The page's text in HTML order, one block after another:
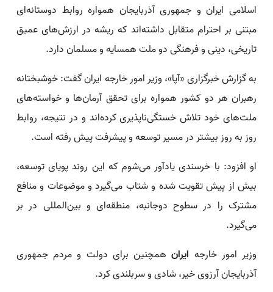
اسلامی ایران و جمهوری آذربایجان همواره روابط دوستانه‌ای
مبتنی بر احترام متقابل داشته‌اند که ریشه در ارزش‌های عمیق
تاریخی، دینی و فرهنگی دو ملت همسایه و مسلمان دارد.
به گزارش خبرگزاری «آپا»، وزیر امور خارجه ایران گفت: خوشبختانه
رهبران هر دو کشور همواره برای تحقق آرمان‌ها و خواسته‌های
ملت‌های خود تلاش خستگی‌ناپذیری کرده‌اند و در نتیجه، روابط
روز به روز بیشتر در مسیر توسعه و پیشرفت پیش رفته است.
او افزود: با خرسندی یادآور می‌شوم که این روند پویای توسعه،
بیش از پیش تقویت شده و شتاب می‌گیرد و موضوعات و منافع
مشترک را در سطوح دوجانبه، منطقه‌ای و بین‌المللی در بر
می‌گیرد.
وزیر امور خارجه ایرانهمچنین برای دولت و مردم جمهوری
آذربایجان آرزوی خیر، شادی و سربلندی کرد.